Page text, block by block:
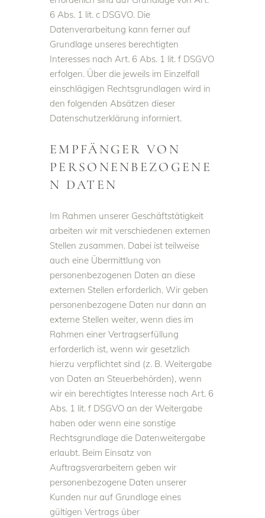
6 Abs. 1 lit. c DSGVO. Die
Datenverarbeitung kann ferner auf
Grundlage unseres berechtigten
Interesses nach Art. 6 Abs. 1 lit. f DSGVO
erfolgen. Über die jeweils im Einzelfall
einschlägigen Rechtsgrundlagen wird in
den folgenden Absätzen dieser
Datenschutzerklärung informiert.
EMPFÄNGER VON
PERSONENBEZOGENE
N DATEN
Im Rahmen unserer Geschäftstätigkeit
arbeiten wir mit verschiedenen externen
Stellen zusammen. Dabei ist teilweise
auch eine Übermittlung von
personenbezogenen Daten an diese
externen Stellen erforderlich. Wir geben
personenbezogene Daten nur dann an
externe Stellen weiter, wenn dies im
Rahmen einer Vertragserfüllung
erforderlich ist, wenn wir gesetzlich
hierzu verpflichtet sind (z. B. Weitergabe
von Daten an Steuerbehörden), wenn
wir ein berechtigtes Interesse nach Art. 6
Abs. 1 lit. f DSGVO an der Weitergabe
haben oder wenn eine sonstige
Rechtsgrundlage die Datenweitergabe
erlaubt. Beim Einsatz von
Auftragsverarbeitern geben wir
personenbezogene Daten unserer
Kunden nur auf Grundlage eines
gültigen Vertrags über